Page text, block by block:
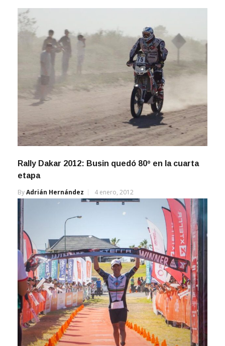
Rally Dakar 2012: Busin quedó 80º en la cuarta
etapa
ByAdrián Hernández 4 enero, 2012